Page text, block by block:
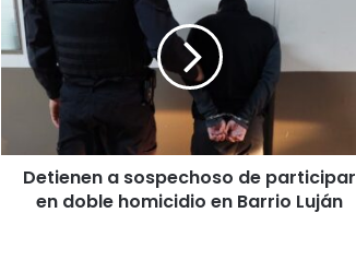
sospechoso
de
participar
homicidio
en
BarrioDetienen a sospechoso de participar
en doble homicidio en Barrio Luján